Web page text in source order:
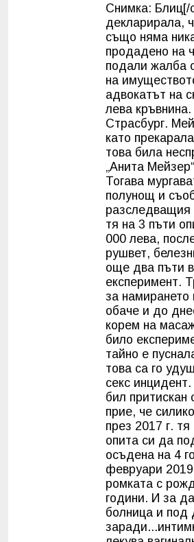
Снимка: Блиц[/
декларирала,
също няма
продадено на
подали жалба
на
адвокатът на
лева
Страсбург.
като
това била
„Анита
Тогава
полунощ и
разследващия
тя на 3 пъти
000 лева,
рушвет,
още два пъти
експеримент.
за намирането
обаче и до
корем на
било
тайно е
това са го
секс
бил притискан
прие, че
през 2017 г.
опита си да
осъдена на 4
февруари
ромката с
години. И за
болница и под